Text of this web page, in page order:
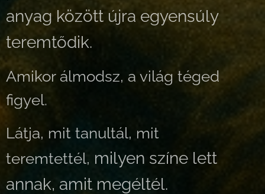
anyag között újra egyensúly
teremtődik.
Amikor álmodsz, a világ téged
figyel.
Látja, mit tanultál, mit
teremtettél, milyen színe lett
annak, amit megéltél.